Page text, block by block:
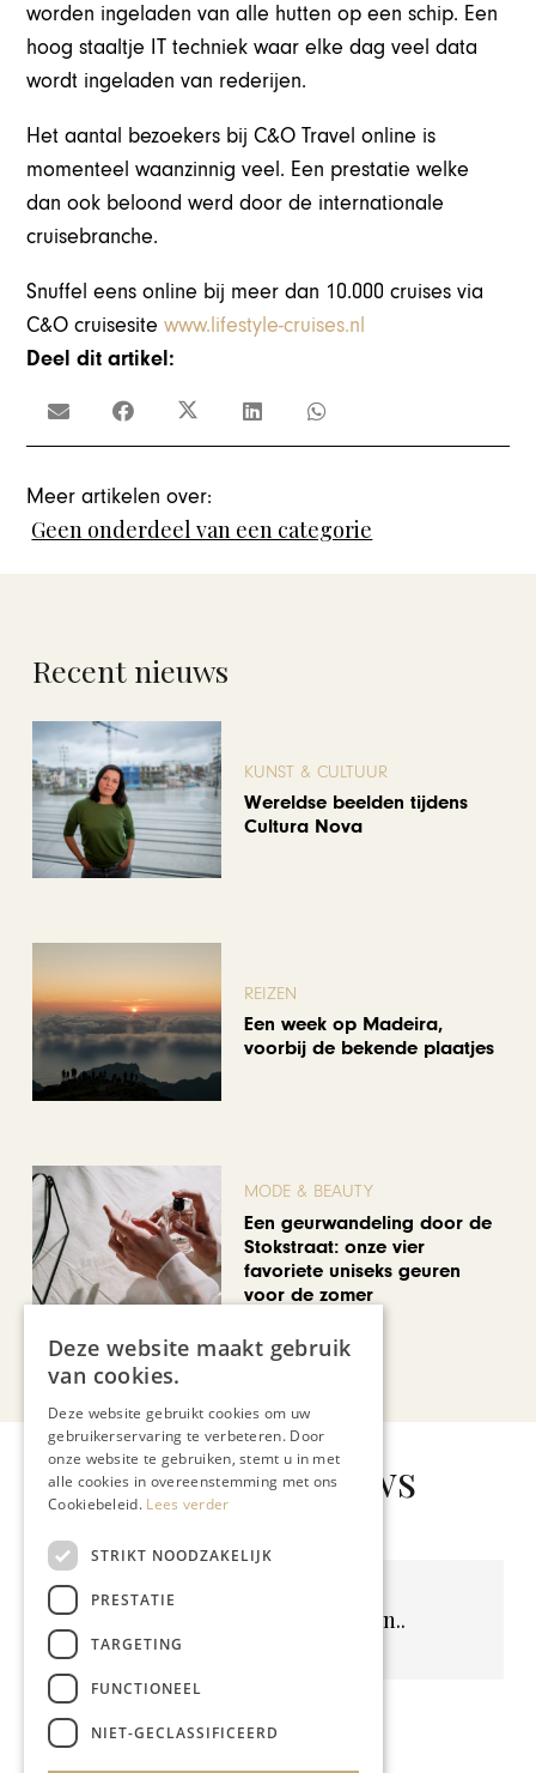
worden ingeladen van alle hutten op een schip. Een
hoog staaltje IT techniek waar elke dag veel data
wordt ingeladen van rederijen.
Het aantal bezoekers bij C&O Travel online is
momenteel waanzinnig veel. Een prestatie welke
dan ook beloond werd door de internationale
cruisebranche.
Snuffel eens online bij meer dan 10.000 cruises via
C&O cruisesitewww.lifestyle-cruises.nl
Deel dit artikel:
Meer artikelen over:
Geen onderdeel van een categorie
Recent nieuws
KUNST & CULTUUR
Wereldse beelden tijdens
Cultura Nova
REIZEN
Een week op Madeira,
voorbij de bekende plaatjes
MODE & BEAUTY
Een geurwandeling door de
Stokstraat: onze vier
favoriete uniseks geuren
voor de zomer
Bekijk alle artikelen
Gerelateerd nieuws
Geen resultaten gevonden..
Deze website maakt gebruik
van cookies.
Deze website gebruikt cookies om uw
gebruikerservaring te verbeteren. Door
onze website te gebruiken, stemt u in met
alle cookies in overeenstemming met ons
Cookiebeleid. Lees verder
STRIKT NOODZAKELIJK
PRESTATIE
TARGETING
FUNCTIONEEL
NIET-GECLASSIFICEERD